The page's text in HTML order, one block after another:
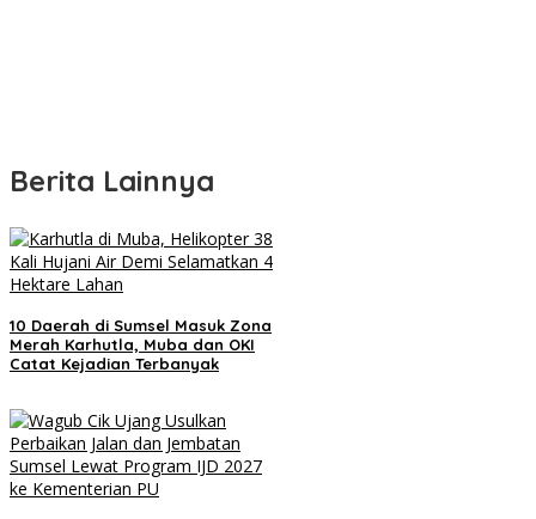
Berita Lainnya
10 Daerah di Sumsel Masuk Zona
Merah Karhutla, Muba dan OKI
Catat Kejadian Terbanyak